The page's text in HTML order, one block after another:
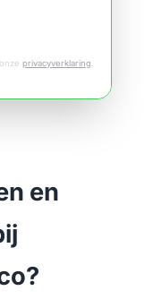
privacyverklaring
en